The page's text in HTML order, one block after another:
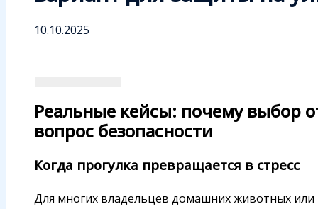
10.10.2025
Реальные кейсы: почему выбор
вопрос безопасности
Когда прогулка превращается в стресс
Для многих владельцев домашних животных